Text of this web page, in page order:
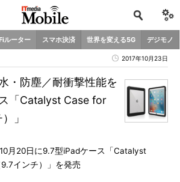
ルーター スマホ決済 世界を変える5G デジモノ
2017年10月23日
・防塵／耐衝撃性能を
「Catalyst Case for
」
月20日に9.7型iPadケース「Catalyst
インチ）」を発売